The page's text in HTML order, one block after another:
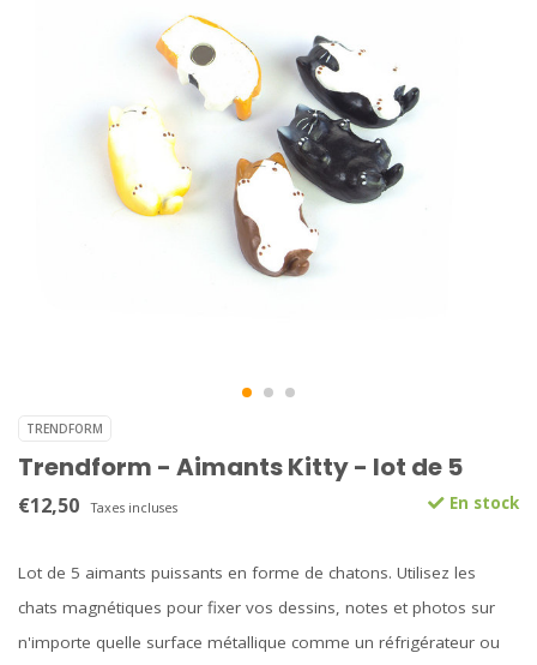
TRENDFORM
Trendform - Aimants Kitty - lot de 5
€12,50 Taxes incluses En stock
Lot de 5 aimants puissants en forme de chatons. Utilisez les
chats magnétiques pour fixer vos dessins, notes et photos sur
n'importe quelle surface métallique comme un réfrigérateur ou